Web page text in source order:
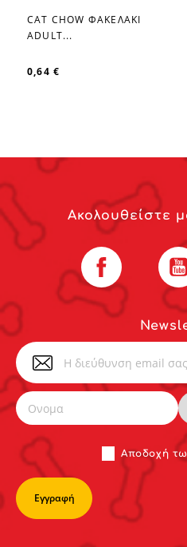
favorite_border
CAT CHOW ΦΑΚΕΛΑΚΙ
ADULT...
0,64 €
Αποδoχή
Ακολουθείστε
Facebook